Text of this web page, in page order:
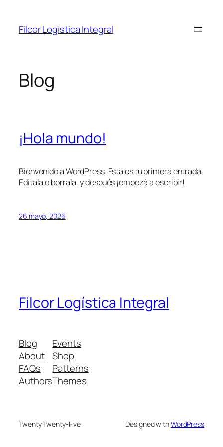
contenido
Filcor Logística Integral
Blog
¡Hola mundo!
Bienvenido a WordPress. Esta es tu primera entrada.
Editala o borrala, y después ¡empezá a escribir!
26 mayo, 2026
Filcor Logística Integral
Blog
About
FAQs
Authors
Events
Shop
Patterns
Themes
Twenty Twenty-Five Designed withWordPress